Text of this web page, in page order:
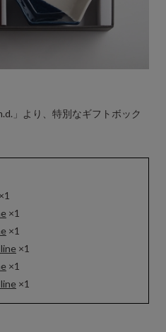
」より、特別なギフトボック
×1
×1
×1
×1
×1
×1